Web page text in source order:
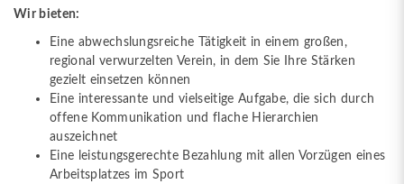
Wir bieten:
Eine abwechslungsreiche Tätigkeit in einem großen,
regional verwurzelten Verein, in dem Sie Ihre Stärken
gezielt einsetzen können
Eine interessante und vielseitige Aufgabe, die sich durch
offene Kommunikation und flache Hierarchien
auszeichnet
Eine leistungsgerechte Bezahlung mit allen Vorzügen eines
Arbeitsplatzes im Sport